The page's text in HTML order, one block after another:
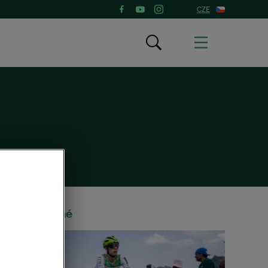
CZE
Doporučené